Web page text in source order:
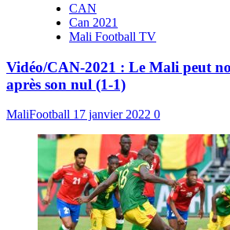
CAN
Can 2021
Mali Football TV
Vidéo/CAN-2021 : Le Mali peut
après son nul (1-1)
MaliFootball 17 janvier 2022 0